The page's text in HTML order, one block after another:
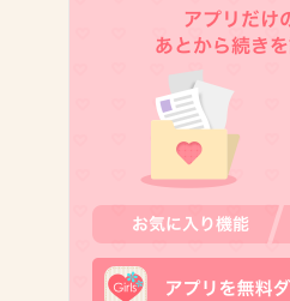
ハイゼンベルクかっこい
2014/09/26(金) 22:47:10
ＣＳで字幕版放送してたけど吹
送待ってたら
来月二か国語版放送！！